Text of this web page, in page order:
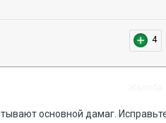
4
основной дамаг.